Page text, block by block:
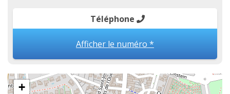
Téléphone
Afficher le numéro *
+